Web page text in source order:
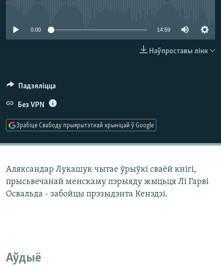
0:00 14:59
Наўпроставы лінк
Падзяліцца
Без VPN
Зрабіце Свабоду прыярытэтнай крыніцай ў Google
Аляксандар Лукашук чытае ўрыўкі сваёй кнігі,
прысьвечанай менскаму пэрыяду жыцьця Лі Гарві
Освальда - забойцы прэзыдэнта Кенэдзі.
Аўдыё